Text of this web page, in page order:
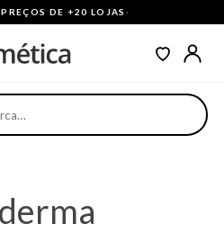
DE +20 LOJAS ·